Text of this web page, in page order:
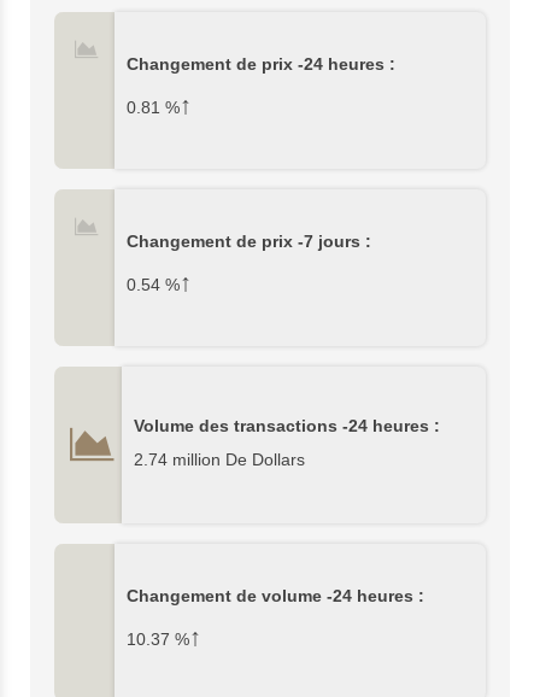
Changement de prix -24 heures :
0.81 %↑
Changement de prix -7 jours :
0.54 %↑
Volume des transactions -24 heures :
2.74 million De Dollars
Changement de volume -24 heures :
10.37 %↑